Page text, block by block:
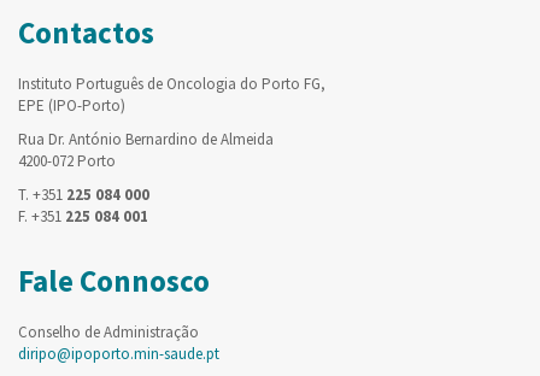
Contactos
Instituto Português de Oncologia do Porto FG,
EPE (IPO-Porto)
Rua Dr. António Bernardino de Almeida
4200-072 Porto
T. +351 225 084 000
F. +351 225 084 001
Fale Connosco
Conselho de Administração
diripo@ipoporto.min-saude.pt